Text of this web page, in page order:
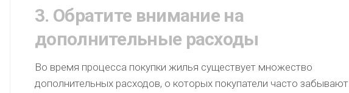
3. Обратите внимание на
дополнительные расходы
Во время процесса покупки жилья существует множество
дополнительных расходов, о которых покупатели часто